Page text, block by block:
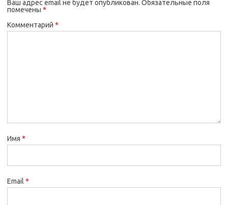
Ваш адрес email не будет опубликован. Обязательные поля
помечены *
Комментарий *
Имя *
Email *